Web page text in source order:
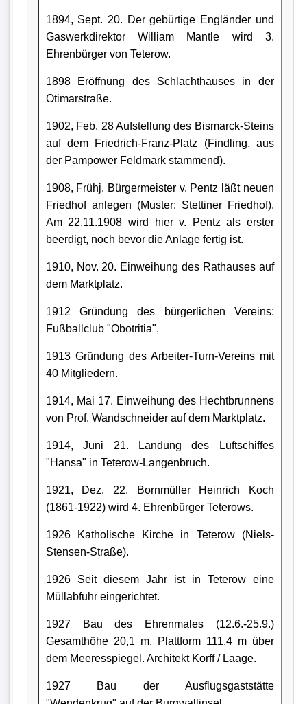
1894, Sept. 20. Der gebürtige Engländer und
Gaswerkdirektor William Mantle wird 3.
Ehrenbürger von Teterow.
1898 Eröffnung des Schlachthauses in der
Otimarstraße.
1902, Feb. 28 Aufstellung des Bismarck-Steins
auf dem Friedrich-Franz-Platz (Findling, aus
der Pampower Feldmark stammend).
1908, Frühj. Bürgermeister v. Pentz läßt neuen
Friedhof anlegen (Muster: Stettiner Friedhof).
Am 22.11.1908 wird hier v. Pentz als erster
beerdigt, noch bevor die Anlage fertig ist.
1910, Nov. 20. Einweihung des Rathauses auf
dem Marktplatz.
1912 Gründung des bürgerlichen Vereins:
Fußballclub "Obotritia".
1913 Gründung des Arbeiter-Turn-Vereins mit
40 Mitgliedern.
1914, Mai 17. Einweihung des Hechtbrunnens
von Prof. Wandschneider auf dem Marktplatz.
1914, Juni 21. Landung des Luftschiffes
"Hansa" in Teterow-Langenbruch.
1921, Dez. 22. Bornmüller Heinrich Koch
(1861-1922) wird 4. Ehrenbürger Teterows.
1926 Katholische Kirche in Teterow (Niels-
Stensen-Straße).
1926 Seit diesem Jahr ist in Teterow eine
Müllabfuhr eingerichtet.
1927 Bau des Ehrenmales (12.6.-25.9.)
Gesamthöhe 20,1 m. Plattform 111,4 m über
dem Meeresspiegel. Architekt Korff / Laage.
1927 Bau der Ausflugsgaststätte